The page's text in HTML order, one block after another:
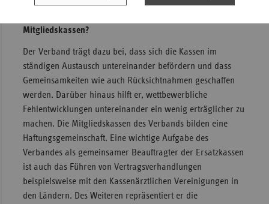
Mitgliedskassen?
Der Verband trägt dazu bei, dass sich die Kassen im
ständigen Austausch untereinander befördern und dass
Gemeinsamkeiten wie auch Rücksichtnahmen geschaffen
werden. Darüber hinaus hilft er, wettbewerbliche
Fehlentwicklungen untereinander ein wenig erträglicher zu
machen. Die Mitgliedskassen des Verbands bilden eine
Haftungsgemeinschaft. Eine wichtige Aufgabe des
Verbandes als gemeinsamer Beauftragter der Ersatzkassen
ist auch das Führen von Vertragsverhandlungen
beispielsweise mit den Kassenärztlichen Vereinigungen in
den Ländern. Des Weiteren repräsentiert er die